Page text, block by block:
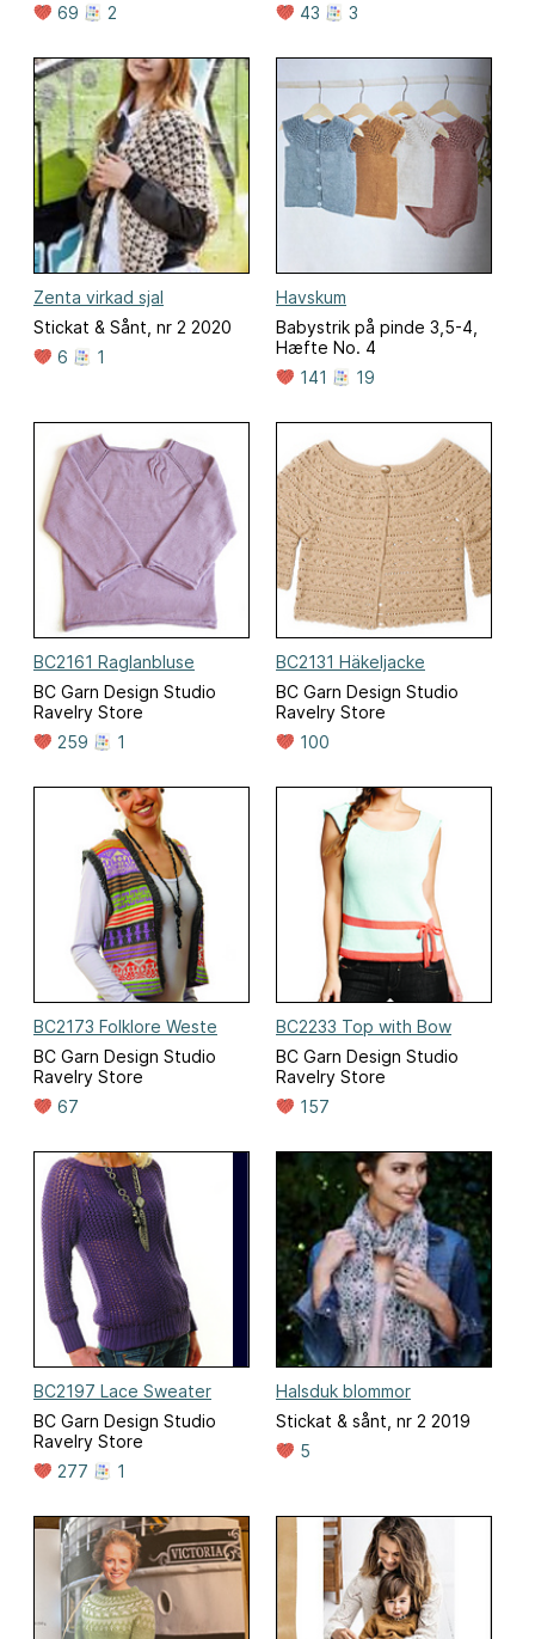
69
2
43
3
Zenta virkad sjal
Stickat & Sånt, nr 2 2020
6
1
Havskum
Babystrik på pinde 3,5-4,
Hæfte No. 4
141
19
BC2161 Raglanbluse
BC Garn Design Studio
Ravelry Store
259
1
BC2131 Häkeljacke
BC Garn Design Studio
Ravelry Store
100
BC2173 Folklore Weste
BC Garn Design Studio
Ravelry Store
67
BC2233 Top with Bow
BC Garn Design Studio
Ravelry Store
157
BC2197 Lace Sweater
BC Garn Design Studio
Ravelry Store
277
1
Halsduk blommor
Stickat & sånt, nr 2 2019
5